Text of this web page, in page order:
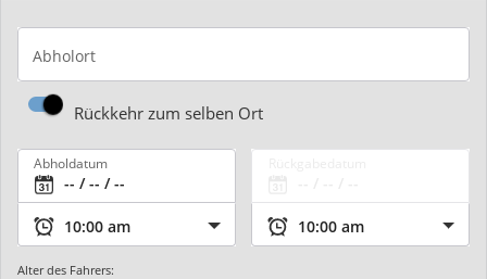
Abholort
Rückkehr zum selben Ort
Abholdatum
Alter des Fahrers: